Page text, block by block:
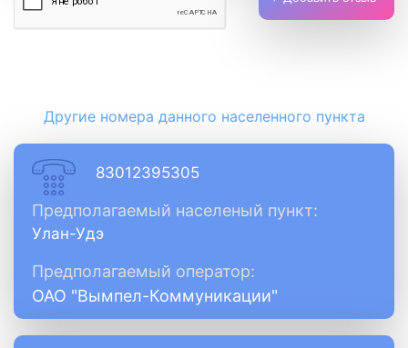
Другие номера данного населенного пункта
83012395305
Предполагаемый населеный пункт:
Улан-Удэ
Предполагаемый оператор:
ОАО "Вымпел-Коммуникации"